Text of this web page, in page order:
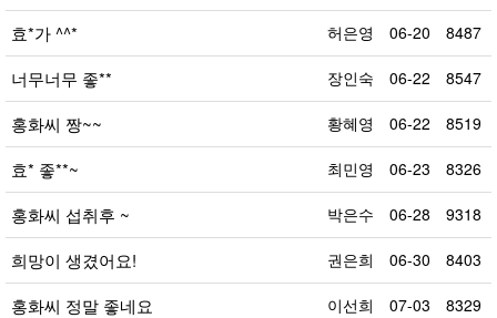
효*가 ^^* 허은영 06-20 8487
너무너무 좋** 장인숙 06-22 8547
홍화씨 짱~~ 황혜영 06-22 8519
효* 좋**~ 최민영 06-23 8326
홍화씨 섭취후 ~ 박은수 06-28 9318
희망이 생겼어요! 권은희 06-30 8403
홍화씨 정말 좋네요 이선희 07-03 8329